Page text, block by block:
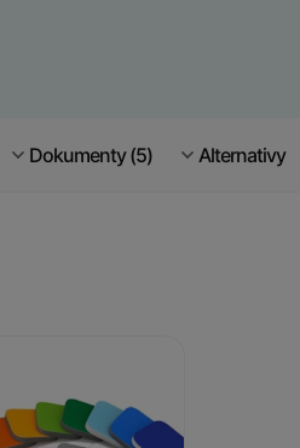
Dokumenty (5) Alternativy